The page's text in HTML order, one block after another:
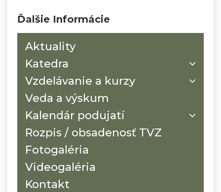
Ďalšie Informácie
Aktuality
Katedra
Vzdelávanie a kurzy
Veda a výskum
Kalendár podujatí
Rozpis / obsadenosť TVZ
Fotogaléria
Videogaléria
Kontakt